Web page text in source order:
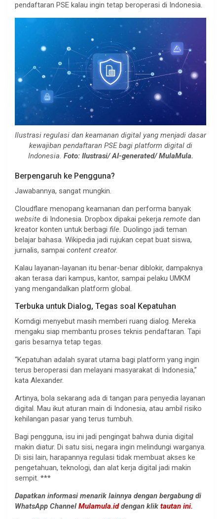
pendaftaran PSE kalau ingin tetap beroperasi di Indonesia.
Ilustrasi regulasi dan keamanan digital yang menjadi dasar
kewajiban pendaftaran PSE bagi platform digital di
Indonesia. Foto: Ilustrasi/ AI-generated/ MulaMula.
Berpengaruh ke Pengguna?
Jawabannya, sangat mungkin.
Cloudflare menopang keamanan dan performa banyak
website di Indonesia. Dropbox dipakai pekerja remote dan
kreator konten untuk berbagi file. Duolingo jadi teman
belajar bahasa. Wikipedia jadi rujukan cepat buat siswa,
jurnalis, sampai content creator.
Kalau layanan-layanan itu benar-benar diblokir, dampaknya
akan terasa dari kampus, kantor, sampai pelaku UMKM
yang mengandalkan platform global.
Terbuka untuk Dialog, Tegas soal Kepatuhan
Komdigi menyebut masih memberi ruang dialog. Mereka
mengaku siap membantu proses teknis pendaftaran. Tapi
garis besarnya tetap tegas.
“Kepatuhan adalah syarat utama bagi platform yang ingin
terus beroperasi dan melayani masyarakat di Indonesia,”
kata Alexander.
Artinya, bola sekarang ada di tangan para penyedia layanan
digital. Mau ikut aturan main di Indonesia, atau ambil risiko
kehilangan pasar yang terus tumbuh.
Bagi pengguna, isu ini jadi pengingat bahwa dunia digital
makin diatur. Di satu sisi, negara ingin melindungi warganya.
Di sisi lain, harapannya regulasi tidak membuat akses ke
pengetahuan, teknologi, dan alat kerja digital jadi makin
sempit. ***
Dapatkan informasi menarik lainnya dengan bergabung di
WhatsApp Channel Mulamula.iddengan klik tautan ini.